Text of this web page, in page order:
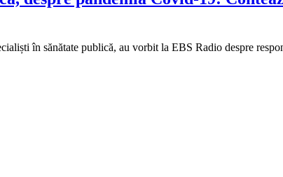
în sănătate publică, au vorbit la EBS Radio despre